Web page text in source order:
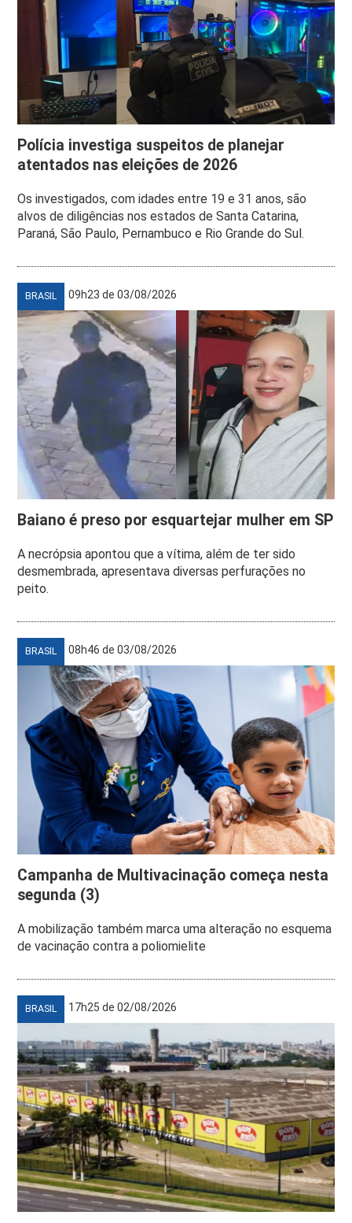
Polícia investiga suspeitos de planejar
atentados nas eleições de 2026
Os investigados, com idades entre 19 e 31 anos, são
alvos de diligências nos estados de Santa Catarina,
Paraná, São Paulo, Pernambuco e Rio Grande do Sul.
BRASIL 09h23 de 03/08/2026
Baiano é preso por esquartejar mulher em SP
A necrópsia apontou que a vítima, além de ter sido
desmembrada, apresentava diversas perfurações no
peito.
BRASIL 08h46 de 03/08/2026
Campanha de Multivacinação começa nesta
segunda (3)
A mobilização também marca uma alteração no esquema
de vacinação contra a poliomielite
BRASIL 17h25 de 02/08/2026